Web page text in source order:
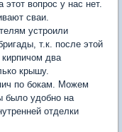
вопрос у нас нет.
сваи.
устроили
т.к. после этой
два
крышу.
по бокам. Можем
было удобно на
отделки